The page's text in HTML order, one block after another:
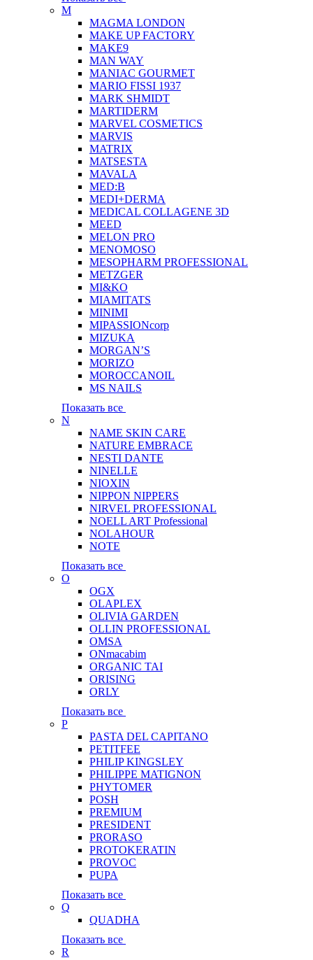
M
MAGMA LONDON
MAKE UP FACTORY
MAKE9
MAN WAY
MANIAC GOURMET
MARIO FISSI 1937
MARK SHMIDT
MARTIDERM
MARVEL COSMETICS
MARVIS
MATRIX
MATSESTA
MAVALA
MED:B
MEDI+DERMA
MEDICAL COLLAGENE 3D
MEED
MELON PRO
MENOMOSO
MESOPHARM PROFESSIONAL
METZGER
MI&KO
MIAMITATS
MINIMI
MIPASSIONcorp
MIZUKA
MORGAN’S
MORIZO
MOROCCANOIL
MS NAILS
Показать все
N
NAME SKIN CARE
NATURE EMBRACE
NESTI DANTE
NINELLE
NIOXIN
NIPPON NIPPERS
NIRVEL PROFESSIONAL
NOELL ART Professional
NOLAHOUR
NOTE
Показать все
O
OGX
OLAPLEX
OLIVIA GARDEN
OLLIN PROFESSIONAL
OMSA
ONmacabim
ORGANIC TAI
ORISING
ORLY
Показать все
P
PASTA DEL CAPITANO
PETITFEE
PHILIP KINGSLEY
PHILIPPE MATIGNON
PHYTOMER
POSH
PREMIUM
PRESIDENT
PRORASO
PROTOKERATIN
PROVOC
PUPA
Показать все
Q
QUADHA
Показать все
R